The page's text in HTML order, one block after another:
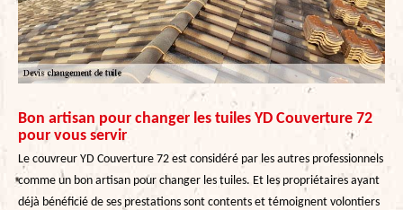
Bon artisan pour changer les tuiles YD Couverture 72
pour vous servir
Le couvreur YD Couverture 72 est considéré par les autres professionnels
comme un bon artisan pour changer les tuiles. Et les propriétaires ayant
déjà bénéficié de ses prestations sont contents et témoignent volontiers